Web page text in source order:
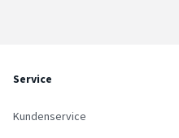
Service
Kundenservice